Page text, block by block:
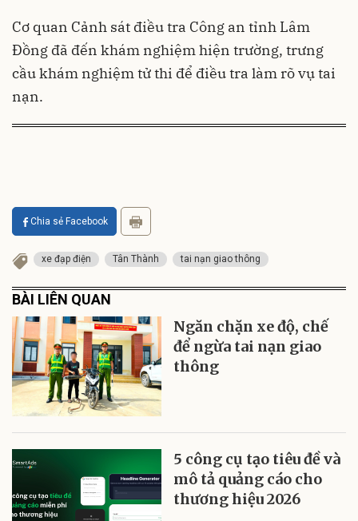
Cơ quan Cảnh sát điều tra Công an tỉnh Lâm
Đồng đã đến khám nghiệm hiện trường, trưng
cầu khám nghiệm tử thi để điều tra làm rõ vụ tai
nạn.
Chia sẻ Facebook
xe đạp điện Tân Thành tai nạn giao thông
BÀI LIÊN QUAN
Ngăn chặn xe độ, chế
để ngừa tai nạn giao
thông
5 công cụ tạo tiêu đề và
mô tả quảng cáo cho
thương hiệu 2026